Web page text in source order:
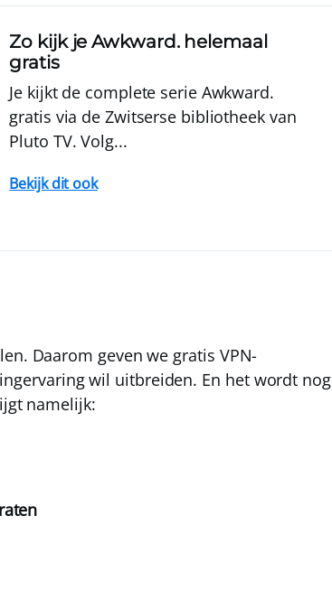
Zo kijk je Awkward. helemaal
gratis
Je kijkt de complete serie Awkward.
gratis via de Zwitserse bibliotheek van
Pluto TV. Volg...
Bekijk dit ook
Daarom geven we gratis VPN-
wil uitbreiden. En het wordt nog
namelijk: